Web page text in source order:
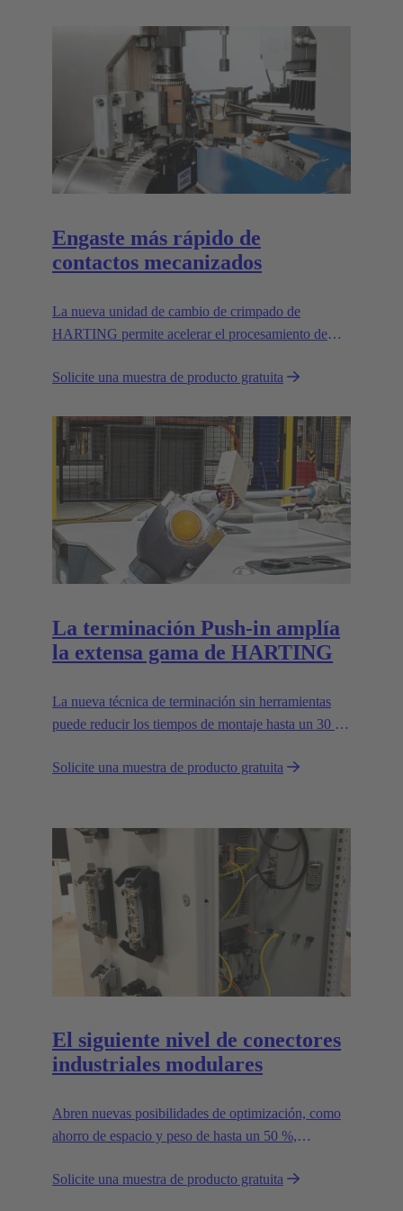
Engaste más rápido de
contactos mecanizados
La nueva unidad de cambio de crimpado de
HARTING permite acelerar el procesamiento de
alimentación por vibración.
Solicite una muestra de producto gratuita
La terminación Push-in amplía
la extensa gama de HARTING
La nueva técnica de terminación sin herramientas
puede reducir los tiempos de montaje hasta un 30 %
Solicite una muestra de producto gratuita
El siguiente nivel de conectores
industriales modulares
Abren nuevas posibilidades de optimización, como
ahorro de espacio y peso de hasta un 50 %,
Solicite una muestra de producto gratuita